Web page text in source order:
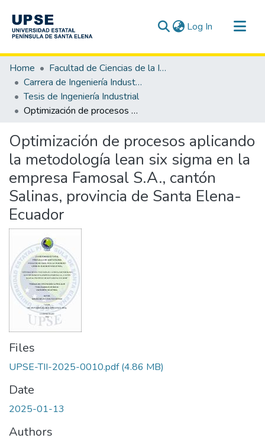
Log In (current)
Communities & Collections
All of DSpace
Statistics
Home
Facultad de Ciencias de la Ingeniería
Carrera de Ingeniería Industrial
Tesis de Ingeniería Industrial
Optimización de procesos aplicando la metodología lean six sigma en la empresa Famosal S.A., cantón Salinas, provincia de Santa Elena-Ecuador
Optimización de procesos aplicando
la metodología lean six sigma en la
empresa Famosal S.A., cantón
Salinas, provincia de Santa Elena-
Ecuador
Files
UPSE-TII-2025-0010.pdf(4.86 MB)
Date
2025-01-13
Authors